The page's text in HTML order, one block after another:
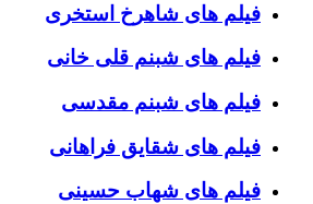
فیلم های شاهرخ استخری
فیلم های شبنم قلی خانی
فیلم های شبنم مقدسی
فیلم های شقایق فراهانی
فیلم های شهاب حسینی